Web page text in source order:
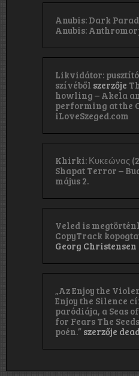
Anubis: Dark
Anubis:
Likvidátor: pusztító
szívéből szerzője
howling – Akela
performing at the
iLoveSzeged.com
Khirki: Κ​υ​κ​ε​ώ​ν​α​ς
Shapat Terror –
május 2.
Veled is
CopyTrack
Georg Christensen
„Az Enjoy the
Enjoy the Silence
paródiája, a Seas
for Fears The
poén.” szerzője